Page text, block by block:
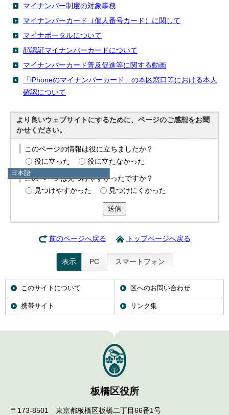
日本語
日本語
English
繁體中文
マイナンバー制度の対象事務
マイナンバーカード（個人番号カード）に関して
マイナポータルについて
顔認証マイナンバーカードについて
マイナンバーカード普及促進等に関する動画
「iPhoneのマイナンバーカード」の本区窓口等における本人
確認について
より良いウェブサイトにするために、ページのご感想をお聞
かせください。
このページの情報は役に立ちましたか？
役に立った
役に立たなかった
このページは見つけやすかったですか？
見つけやすかった
見つけにくかった
送信
前のページへ戻る トップページへ戻る
表示 PC スマートフォン
このサイトについて 区へのお問い合わせ
携帯サイト リンク集
板橋区役所
〒173-8501 東京都板橋区板橋二丁目66番1号